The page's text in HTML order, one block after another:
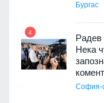
Бургас
4
Радев
Нека
София-